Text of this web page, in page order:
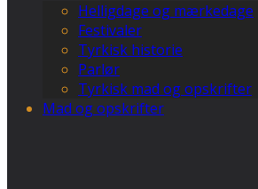
Helligdage og mærkedage
Festivaler
Tyrkisk historie
Parlør
Tyrkisk mad og opskrifter
Mad og opskrifter